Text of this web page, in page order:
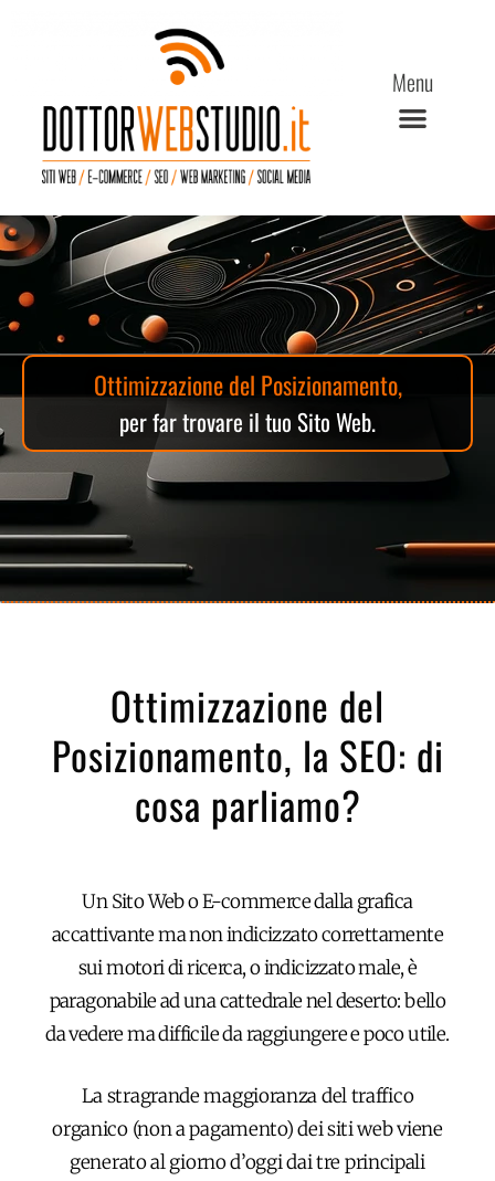
Menu
Ottimizzazione del Posizionamento,
per far trovare il tuo Sito Web.
Ottimizzazione del
Posizionamento, la SEO: di
cosa parliamo?
Un Sito Web o E-commerce dalla grafica
accattivante ma non indicizzato correttamente
sui motori di ricerca, o indicizzato male, è
paragonabile ad una cattedrale nel deserto: bello
da vedere ma difficile da raggiungere e poco utile.
La stragrande maggioranza del traffico
organico (non a pagamento) dei siti web viene
generato al giorno d’oggi dai tre principali